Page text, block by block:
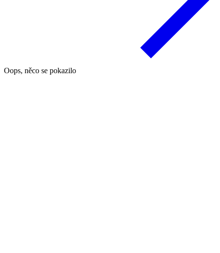
Oops, něco se pokazilo